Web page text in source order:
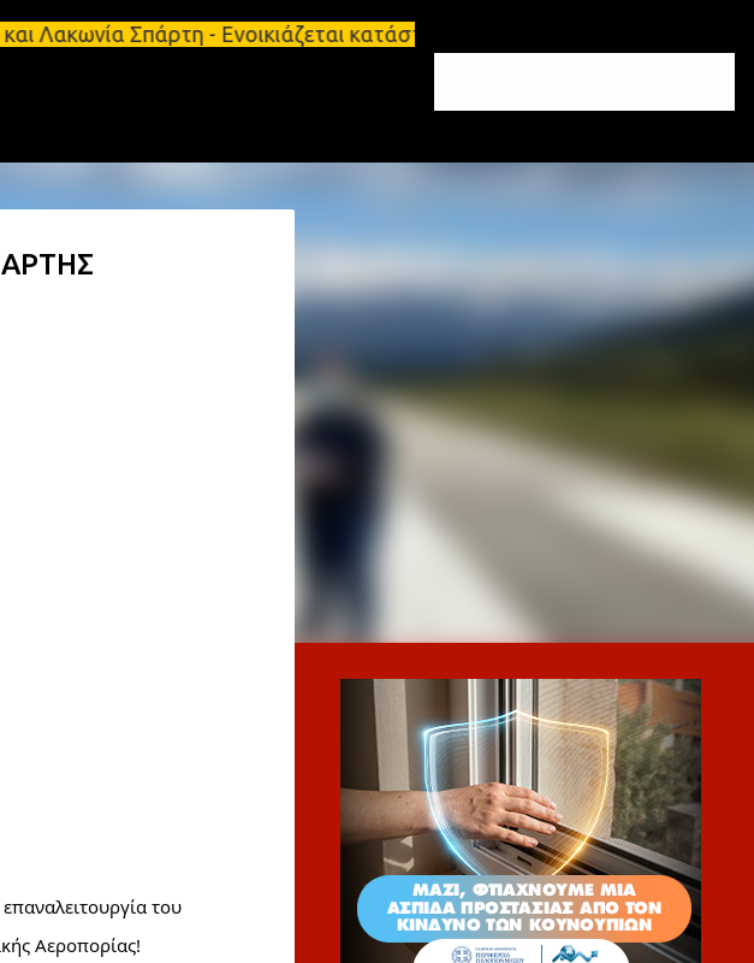
Σπάρτη - Ενοικιάζεται κατάστημα 134 τ.μ, με υπόγειο 124τ.μ
του
Αεροπορίας!